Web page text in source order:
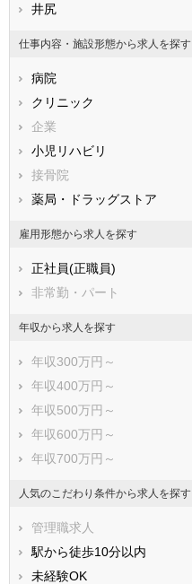
滋賀県
広島県
香川県
福岡県
熊本県
鹿児島県
井尻
仕事内容・施設形態から求人を探す
病院
クリニック
企業
小児リハビリ
接骨院
薬局・ドラッグストア
雇用形態から求人を探す
正社員(正職員)
非常勤・パート
年収から求人を探す
年収300万円～
年収400万円～
年収500万円～
年収600万円～
年収700万円～
人気のこだわり条件から求人を探す
管理職求人
駅から徒歩10分以内
未経験OK